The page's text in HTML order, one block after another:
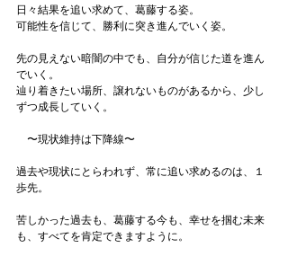
日々結果を追い求めて、葛藤する姿。
可能性を信じて、勝利に突き進んでいく姿。
先の見えない暗闇の中でも、自分が信じた道を進ん
でいく。
辿り着きたい場所、譲れないものがあるから、少し
ずつ成長していく。
〜現状維持は下降線〜
過去や現状にとらわれず、常に追い求めるのは、１
歩先。
苦しかった過去も、葛藤する今も、幸せを掴む未来
も、すべてを肯定できますように。